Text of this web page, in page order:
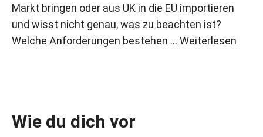
Markt bringen oder aus UK in die EU importieren
und wisst nicht genau, was zu beachten ist?
Welche Anforderungen bestehen … Weiterlesen
Wie du dich vor